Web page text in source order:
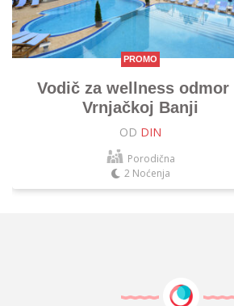
PROMO
Vodič za wellness odmor
Vrnjačkoj Banji
OD DIN
Porodična
2 Noćenja